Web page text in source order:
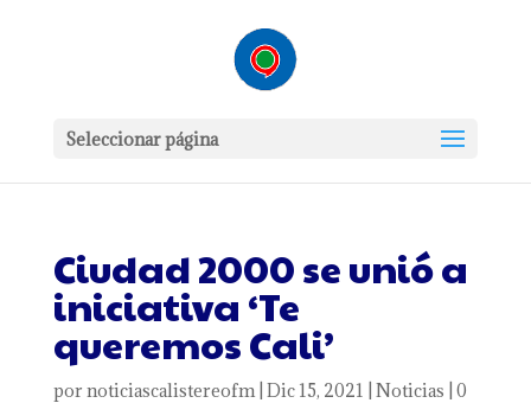
Seleccionar página
Ciudad 2000 se unió a
iniciativa ‘Te
queremos Cali’
por noticiascalistereofm| Dic 15, 2021 Noticias 0